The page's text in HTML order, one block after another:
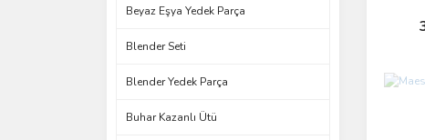
Beyaz Eşya Yedek Parça
Blender Seti
Blender Yedek Parça
Buhar Kazanlı Ütü